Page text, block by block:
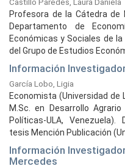
Profesora de la Cátedra de
Departamento de
Económicas y Sociales de
del Grupo de Estudios
Información
García Lobo, Ligia
Economista (Universidad de
M.Sc. en Desarrollo
Políticas-ULA,
tesis Mención Publicación
Información
Mercedes